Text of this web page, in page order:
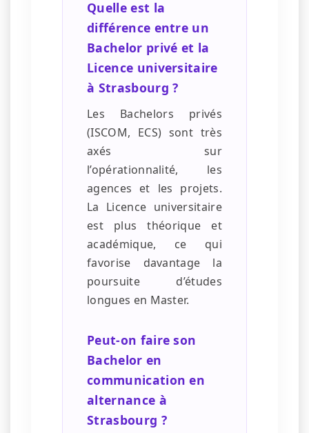
Quelle est la
différence entre un
Bachelor privé et la
Licence universitaire
à Strasbourg ?
Les Bachelors privés
(ISCOM, ECS) sont très
axés sur
l’opérationnalité, les
agences et les projets.
La Licence universitaire
est plus théorique et
académique, ce qui
favorise davantage la
poursuite d’études
longues en Master.
Peut-on faire son
Bachelor en
communication en
alternance à
Strasbourg ?